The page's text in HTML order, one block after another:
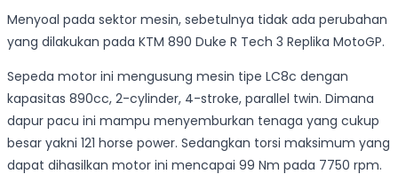
Menyoal pada sektor mesin, sebetulnya tidak ada perubahan
yang dilakukan pada KTM 890 Duke R Tech 3 Replika MotoGP.
Sepeda motor ini mengusung mesin tipe LC8c dengan
kapasitas 890cc, 2-cylinder, 4-stroke, parallel twin. Dimana
dapur pacu ini mampu menyemburkan tenaga yang cukup
besar yakni 121 horse power. Sedangkan torsi maksimum yang
dapat dihasilkan motor ini mencapai 99 Nm pada 7750 rpm.